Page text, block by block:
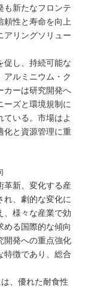
も新たなフロンテ
頼性と寿命を向上
アリングソリュー
促し、持続可能な
アルミニウム・ク
カーは研究開発へ
ーズと環境規制に
いる。市場はよ
化と資源管理に重
革新、変化する産
れ、劇的な変化に
、様々な産業で効
める国際的な傾向
開発への重点強化
特徴であり、総合
、優れた耐食性